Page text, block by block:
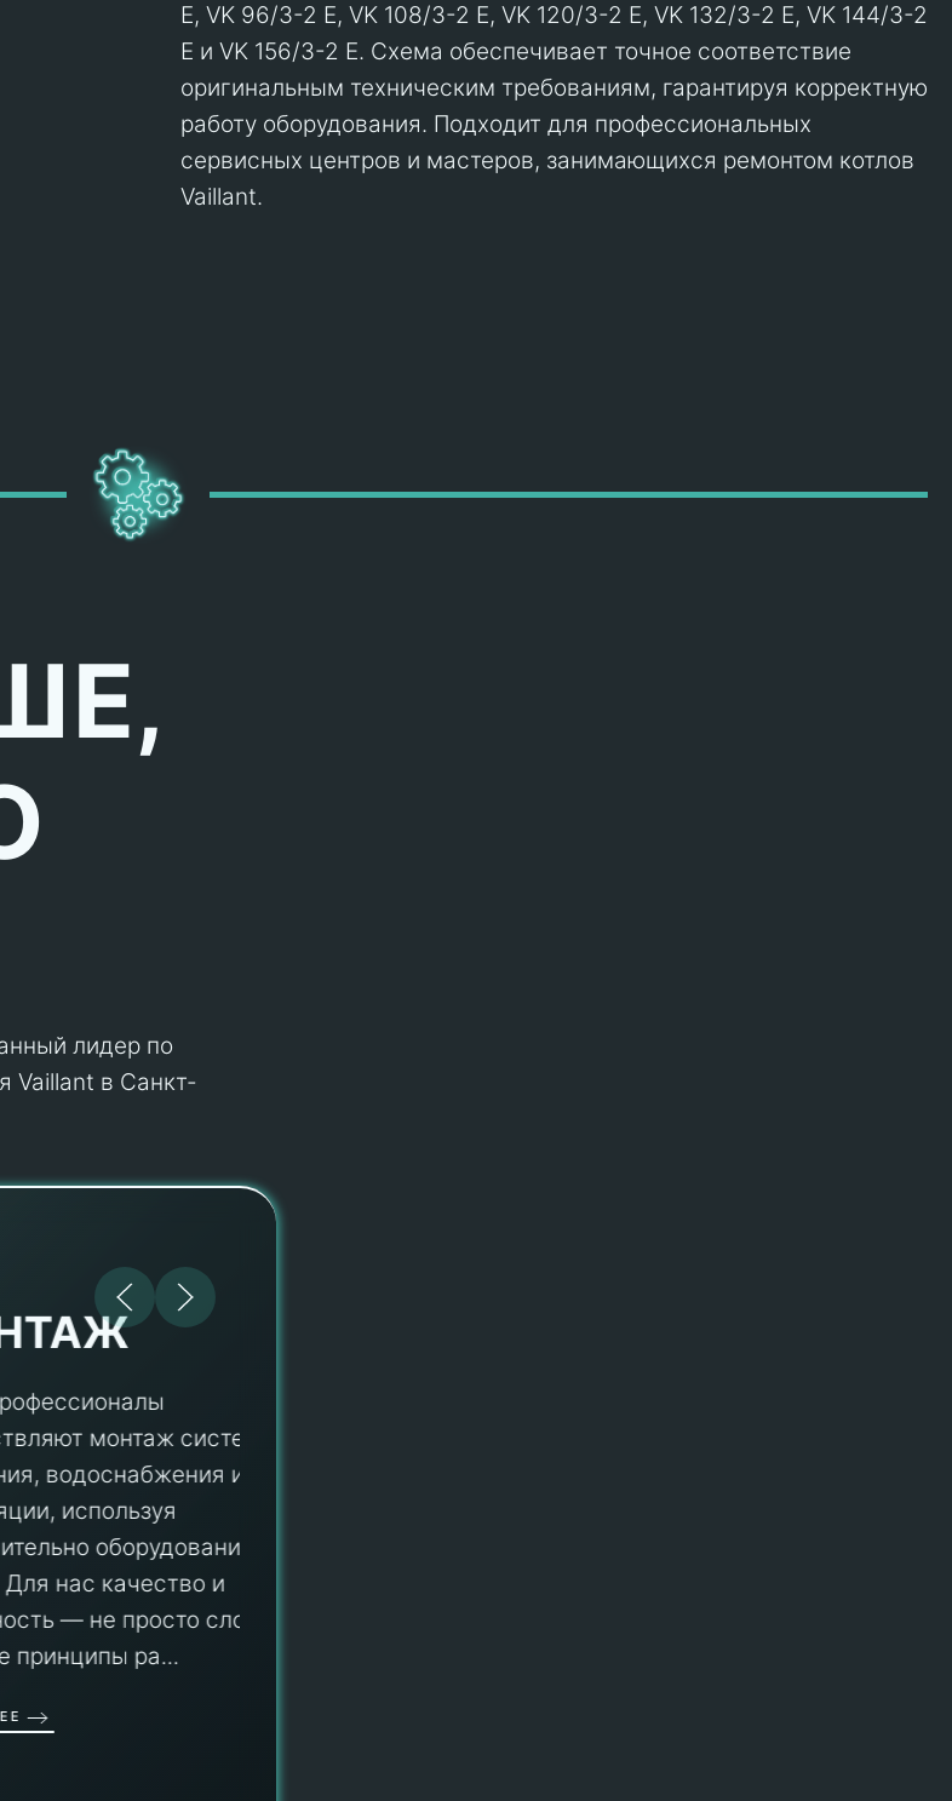
E, VK 96/3-2 E, VK 108/3-2 E, VK 120/3-2 E, VK 132/3-2 E, VK 144/3-2
E и VK 156/3-2 E. Схема обеспечивает точное соответствие
оригинальным техническим требованиям, гарантируя корректную
работу оборудования. Подходит для профессиональных
сервисных центров и мастеров, занимающихся ремонтом котлов
Vaillant.
лидер по
Vaillant в Санкт-
монтаж систем
и
оборудование
качество и
не просто слова, а
ра...